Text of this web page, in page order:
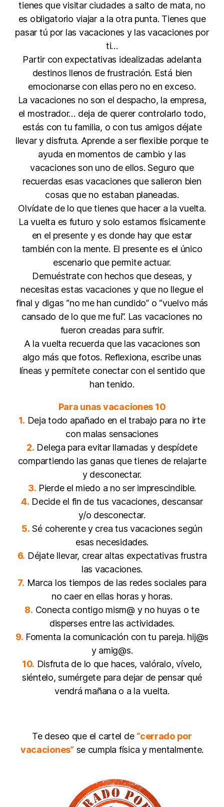
tienes que visitar ciudades a salto de mata, no
es obligatorio viajar a la otra punta. Tienes que
pasar tú por las vacaciones y las vacaciones por
ti…
Partir con expectativas idealizadas adelanta
destinos llenos de frustración. Está bien
emocionarse con ellas pero no en exceso.
La vacaciones no son el despacho, la empresa,
el mostrador… deja de querer controlarlo todo,
estás con tu familia, o con tus amigos déjate
llevar y disfruta. Aprende a ser flexible porque te
ayuda en momentos de cambio y las
vacaciones son uno de ellos. Seguro que
recuerdas esas vacaciones que salieron bien
cosas que no estaban planeadas.
Olvídate de lo que tienes que hacer a la vuelta.
La vuelta es futuro y solo estamos físicamente
en el presente y es donde hay que estar
también con la mente. El presente es el único
escenario que permite actuar.
Demuéstrate con hechos que deseas, y
necesitas estas vacaciones y que no llegue el
final y digas “no me han cundido” o “vuelvo más
cansado de lo que me fui”. Las vacaciones no
fueron creadas para sufrir.
A la vuelta recuerda que las vacaciones son
algo más que fotos. Reflexiona, escribe unas
líneas y permítete conectar con el sentido que
han tenido.
Para unas vacaciones 10
1. Deja todo apañado en el trabajo para no irte
con malas sensaciones
2. Delega para evitar llamadas y despídete
compartiendo las ganas que tienes de relajarte
y desconectar.
3. Pierde el miedo a no ser imprescindible.
4. Decide el fin de tus vacaciones, descansar
y/o desconectar.
5. Sé coherente y crea tus vacaciones según
esas necesidades.
6. Déjate llevar, crear altas expectativas frustra
las vacaciones.
7. Marca los tiempos de las redes sociales para
no caer en ellas horas y horas.
8. Conecta contigo mism@ y no huyas o te
disperses entre las actividades.
9. Fomenta la comunicación con tu pareja. hij@s
y amig@s.
10. Disfruta de lo que haces, valóralo, vívelo,
siéntelo, sumérgete para dejar de pensar qué
vendrá mañana o a la vuelta.
Te deseo que el cartel de “cerrado por
vacaciones” se cumpla física y mentalmente.